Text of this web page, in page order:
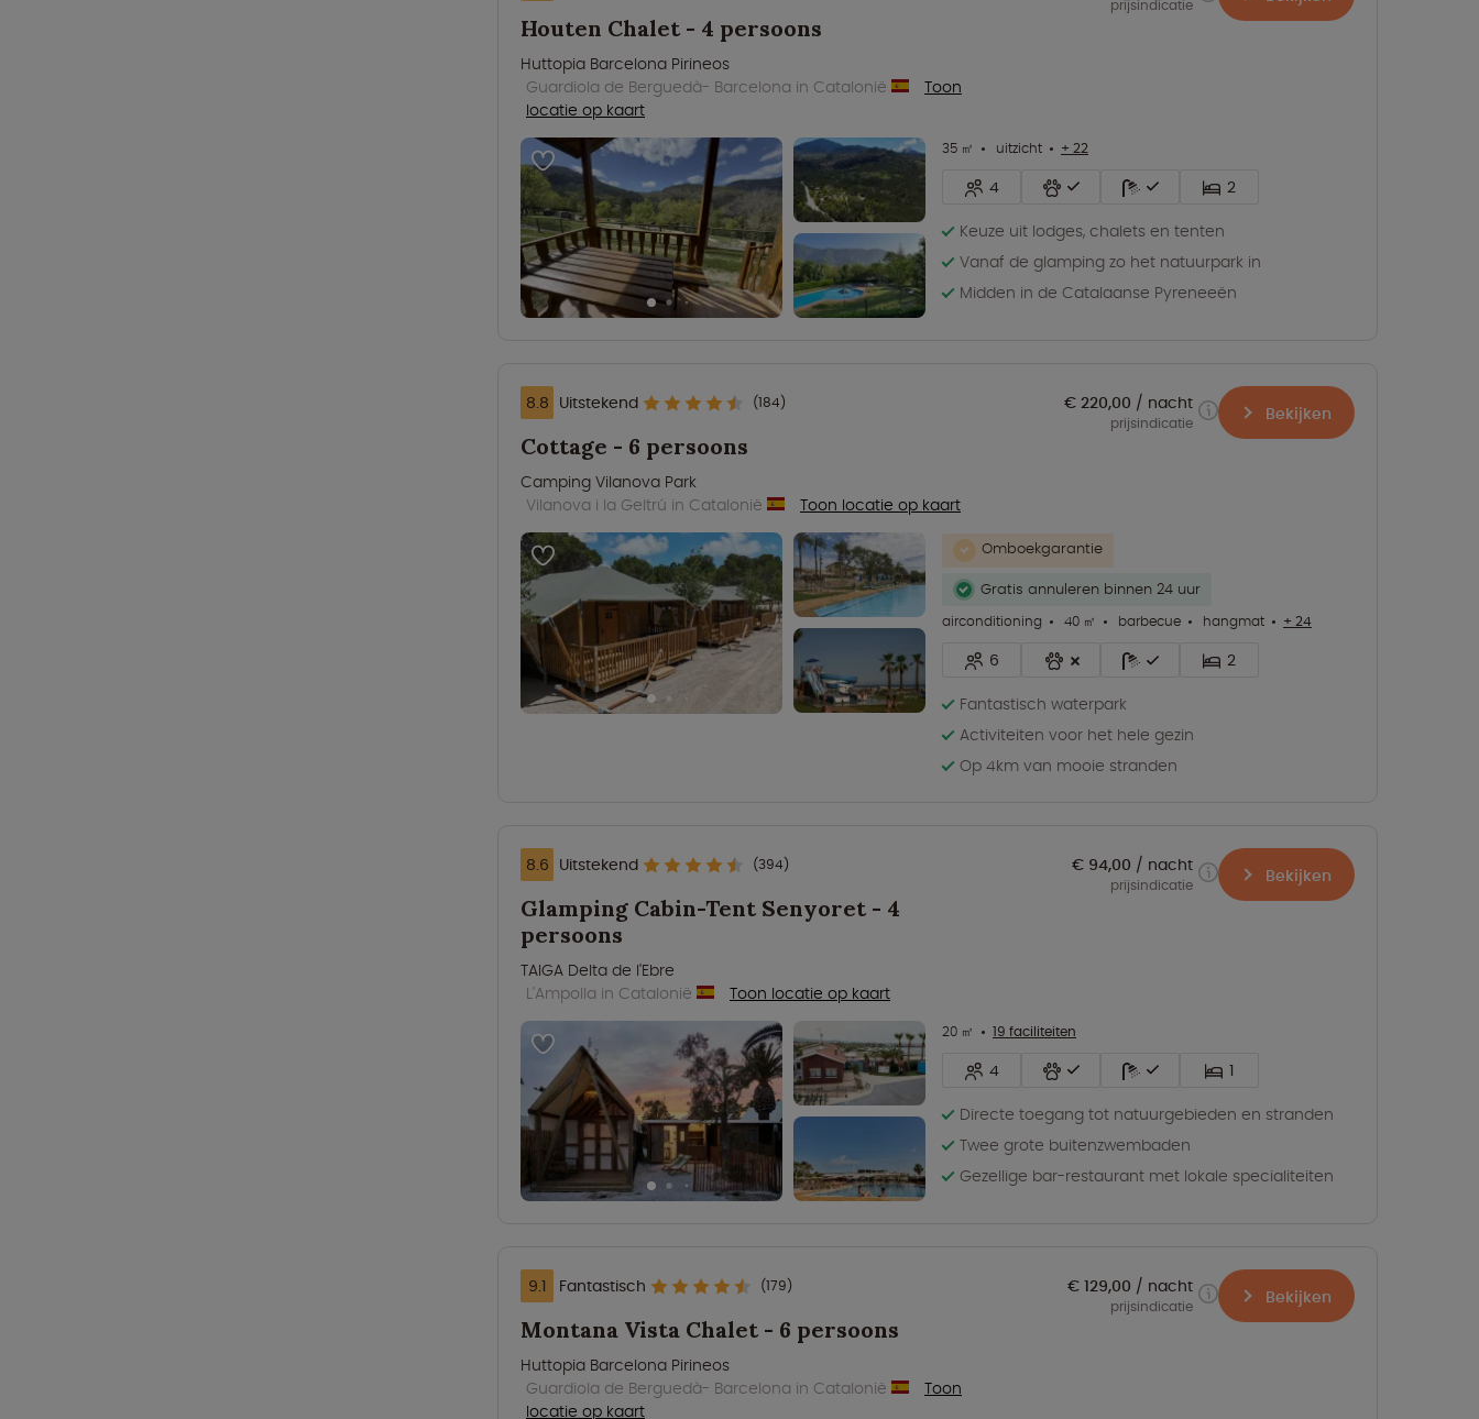
Houten Chalet - 4 persoons
Huttopia Barcelona Pirineos
Guardiola de Berguedà- Barcelona in Catalonië
Toon
locatie op kaart
35 ㎡ uitzicht + 22
4
2
Keuze uit lodges, chalets en tenten
Vanaf de glamping zo het natuurpark in
Midden in de Catalaanse Pyreneeën
prijsindicatie
8.8 Uitstekend (184)
Cottage - 6 persoons
Camping Vilanova Park
Vilanova i la Geltrú in Catalonië
Toon locatie op kaart
Omboekgarantie
Gratis annuleren binnen 24 uur
airconditioning
40 ㎡ barbecue hangmat + 24
6
2
Fantastisch waterpark
Activiteiten voor het hele gezin
Op 4km van mooie stranden
€ 220,00 nacht
prijsindicatie Bekijken
8.6 Uitstekend (394)
Glamping Cabin-Tent Senyoret - 4
persoons
TAIGA Delta de l'Ebre
L'Ampolla in Catalonië
Toon locatie op kaart
20 ㎡ 19 faciliteiten
4
1
Directe toegang tot natuurgebieden en stranden
Twee grote buitenzwembaden
Gezellige bar-restaurant met lokale specialiteiten
€ 94,00 nacht
prijsindicatie Bekijken
9.1 Fantastisch (179)
Montana Vista Chalet - 6 persoons
Huttopia Barcelona Pirineos
Guardiola de Berguedà- Barcelona in Catalonië
Toon
locatie op kaart
€ 129,00 nacht
prijsindicatie Bekijken